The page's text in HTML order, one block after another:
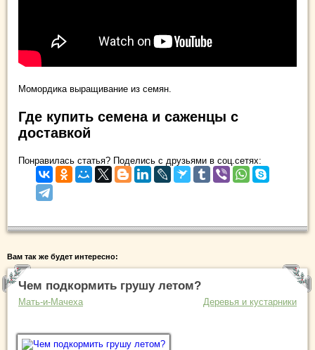
Момордика выращивание из семян.
Где купить семена и саженцы с
доставкой
Понравилась статья? Поделись с друзьями в соц.сетях:
Вам так же будет интересно:
Чем подкормить грушу летом?
Мать-и-Мачеха Деревья и кустарники